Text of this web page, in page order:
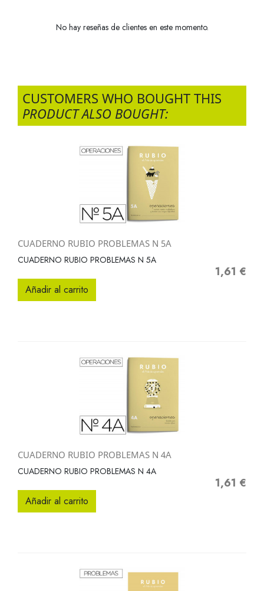
No hay reseñas de clientes en este momento.
CUSTOMERS WHO BOUGHT THIS
PRODUCT ALSO BOUGHT:
CUADERNO RUBIO PROBLEMAS N 5A
CUADERNO RUBIO PROBLEMAS N 5A
Precio
1,61 €
Añadir al carrito
CUADERNO RUBIO PROBLEMAS N 4A
CUADERNO RUBIO PROBLEMAS N 4A
Precio
1,61 €
Añadir al carrito